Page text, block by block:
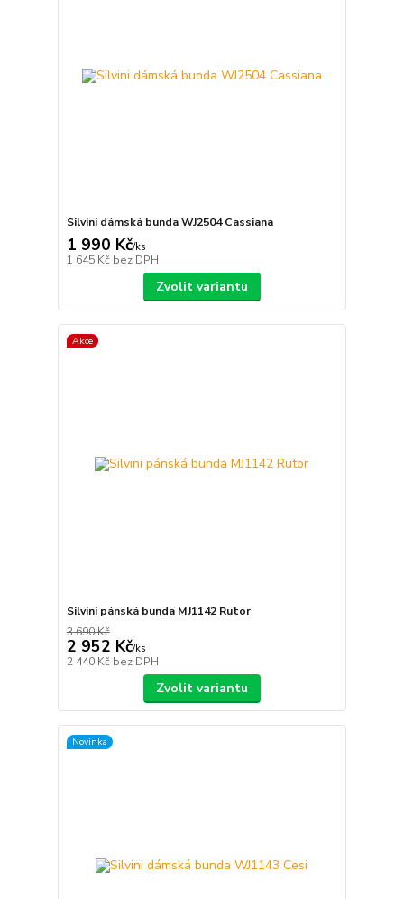
Silvini dámská bunda WJ2504 Cassiana
1 990 Kč/ks
1 645 Kč bez DPH
Zvolit variantu
Akce
Silvini pánská bunda MJ1142 Rutor
3 690 Kč
2 952 Kč/ks
2 440 Kč bez DPH
Zvolit variantu
Novinka